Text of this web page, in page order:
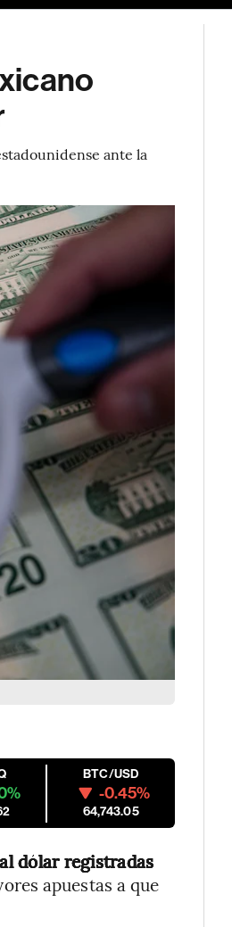
ante la
BTC/USD
-0.45%
64,743.05
dólar registradas
apuestas a que